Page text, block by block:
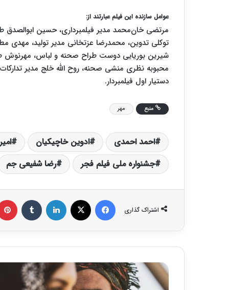
عوامل سازنده این فیلم عبارتند از:
مرتضی‌ خان‌محمد مدیر فیلمبرداری، حسین
توکلی تدوین، محمدرضا عزتخانی مدیر تولید، مهدی
شیرین بوریایی دوست طراح صحنه و لباس، مهرنوش
محبوبه نظری منشی صحنه، ‌روح الله خلج مدیر
دستیار اول فیلمبردار.
منبع مهر
احمد احمدی ادوین خاچیکیان
جشنواره ملی فیلم فجر
رضا شفیعی جم
اشتراک گذاری
«
خ